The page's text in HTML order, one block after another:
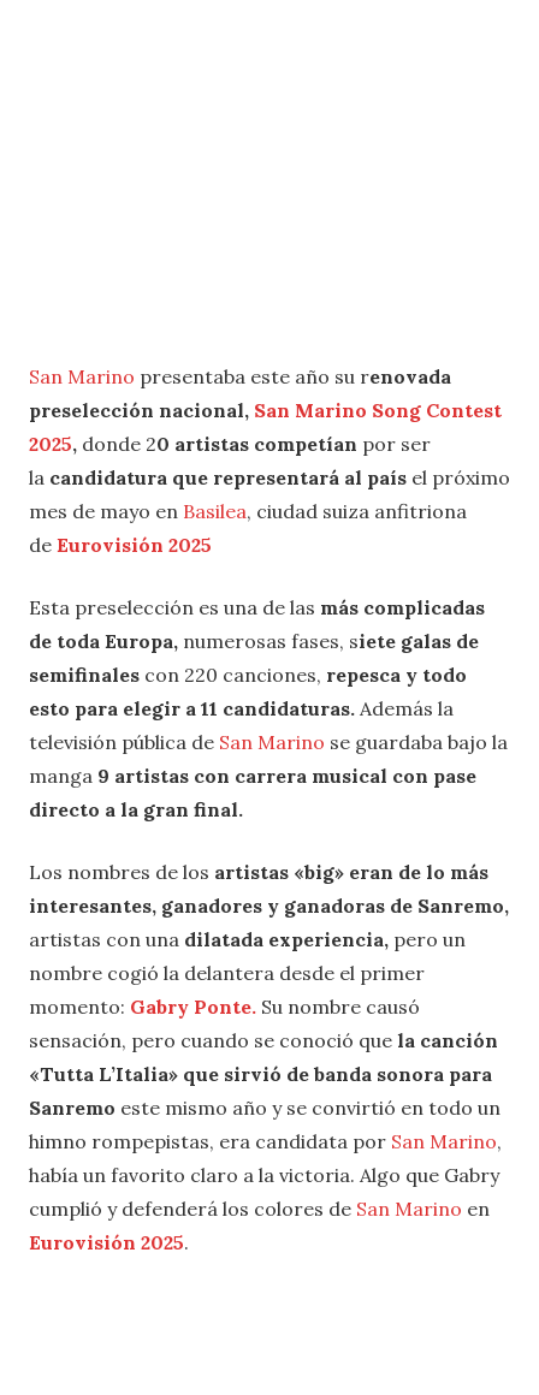
San Marino presentaba este año su renovada
preselección nacional, San Marino Song Contest
2025, donde 20 artistas competían por ser
la candidatura que representará al país el próximo
mes de mayo en Basilea, ciudad suiza anfitriona
de Eurovisión 2025
Esta preselección es una de las más complicadas
de toda Europa, numerosas fases, siete galas de
semifinales con 220 canciones, repesca y todo
esto para elegir a 11 candidaturas. Además la
televisión pública de San Marino se guardaba bajo la
manga 9 artistas con carrera musical con pase
directo a la gran final.
Los nombres de los artistas «big» eran de lo más
interesantes, ganadores y ganadoras de Sanremo,
artistas con una dilatada experiencia, pero un
nombre cogió la delantera desde el primer
momento: Gabry Ponte. Su nombre causó
sensación, pero cuando se conoció que la canción
«Tutta L’Italia» que sirvió de banda sonora para
Sanremo este mismo año y se convirtió en todo un
himno rompepistas, era candidata por San Marino,
había un favorito claro a la victoria. Algo que Gabry
cumplió y defenderá los colores de San Marino en
Eurovisión 2025.